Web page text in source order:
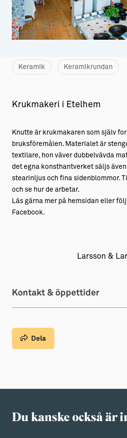
Aktiviteter
Sustainable Plejs
Hansestaden världsarv
Medeltidsveckan
Visby Centrum
→ Gutamål och
Allt om bostad
→ Köpa bostad
→ Fritidsliv
→ Föreningsliv
→ Idrottsliv
→ Tonårsliv
Barn & Familj
Keramik Keramikrundan
Krukmakeri i Etelhem
Knutte är krukmakaren som själv
bruksföremålen. Materialet är
textilare, hon väver dubbelvävda
det egna konsthantverket säljs
stearinljus och fina sidenblommor.
och se hur de arbetar.
Läs gärna mer på hemsidan eller
Facebook.
Larsson &
Kontakt & öppettider
Dela
Du kanske också är